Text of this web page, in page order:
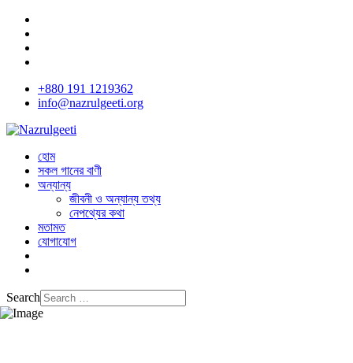
+880 191 1219362
info@nazrulgeeti.org
হোম
সকল গানের বাণী
অন্যান্য
জীবনী ও অন্যান্য তথ্য
নেপথ্যের কথা
মতামত
যোগাযোগ
Search